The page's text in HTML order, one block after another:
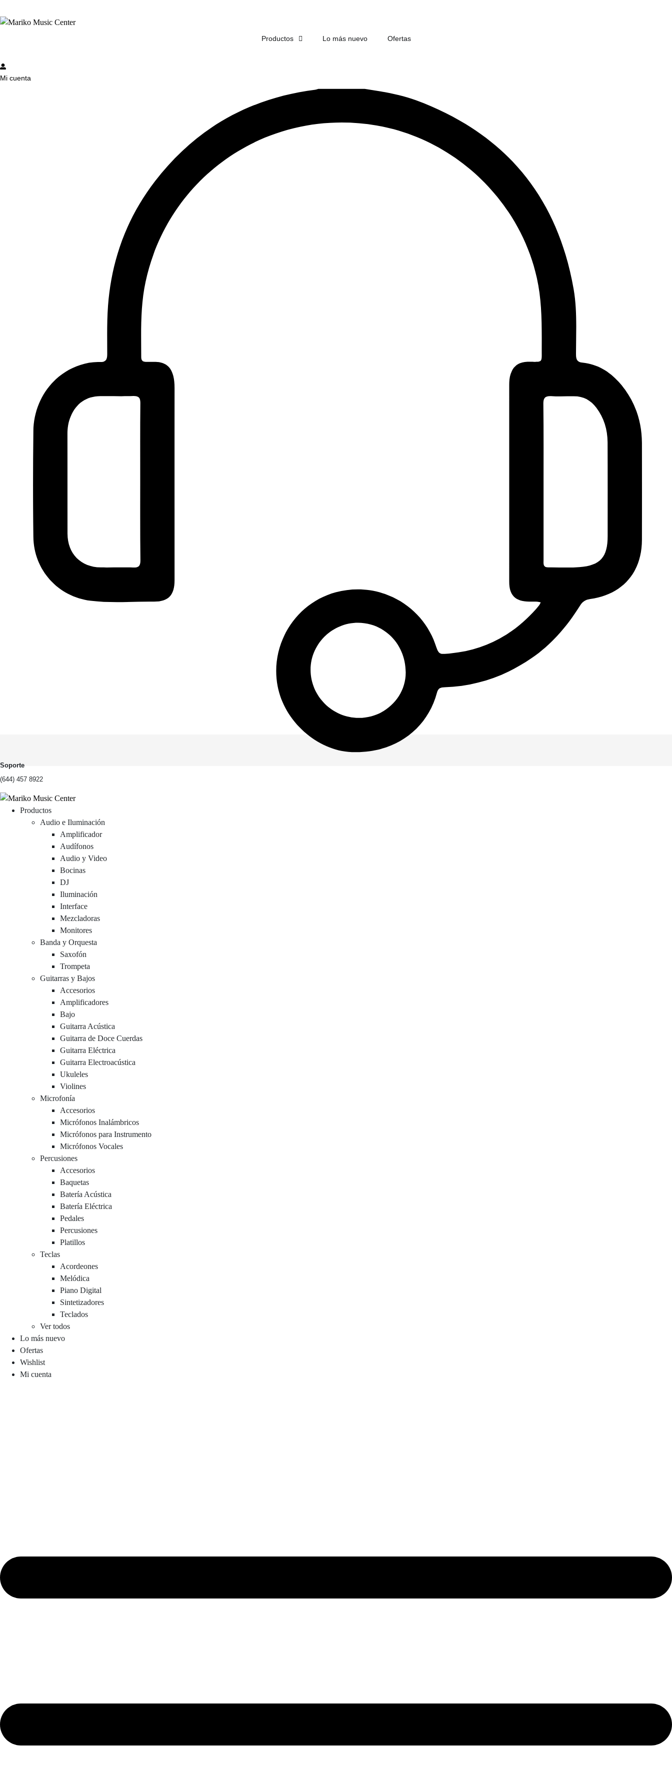
Productos Lo más nuevo Ofertas
Mi cuenta
Soporte
(644) 457 8922
Productos
Audio e Iluminación
Amplificador
Audífonos
Audio y Video
Bocinas
DJ
Iluminación
Interface
Mezcladoras
Monitores
Banda y Orquesta
Saxofón
Trompeta
Guitarras y Bajos
Accesorios
Amplificadores
Bajo
Guitarra Acústica
Guitarra de Doce Cuerdas
Guitarra Eléctrica
Guitarra Electroacústica
Ukuleles
Violines
Microfonía
Accesorios
Micrófonos Inalámbricos
Micrófonos para Instrumento
Micrófonos Vocales
Percusiones
Accesorios
Baquetas
Batería Acústica
Batería Eléctrica
Pedales
Percusiones
Platillos
Teclas
Acordeones
Melódica
Piano Digital
Sintetizadores
Teclados
Ver todos
Lo más nuevo
Ofertas
Wishlist
Mi cuenta